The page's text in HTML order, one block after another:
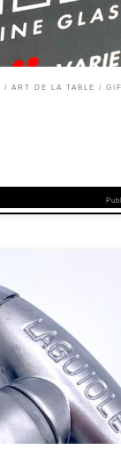
ART DE LA TABLE